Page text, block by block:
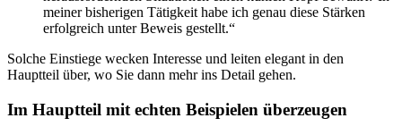
meiner bisherigen Tätigkeit habe ich genau diese Stärken
erfolgreich unter Beweis gestellt.“
Solche Einstiege wecken Interesse und leiten elegant in den
Hauptteil über, wo Sie dann mehr ins Detail gehen.
Im Hauptteil mit echten Beispielen überzeugen